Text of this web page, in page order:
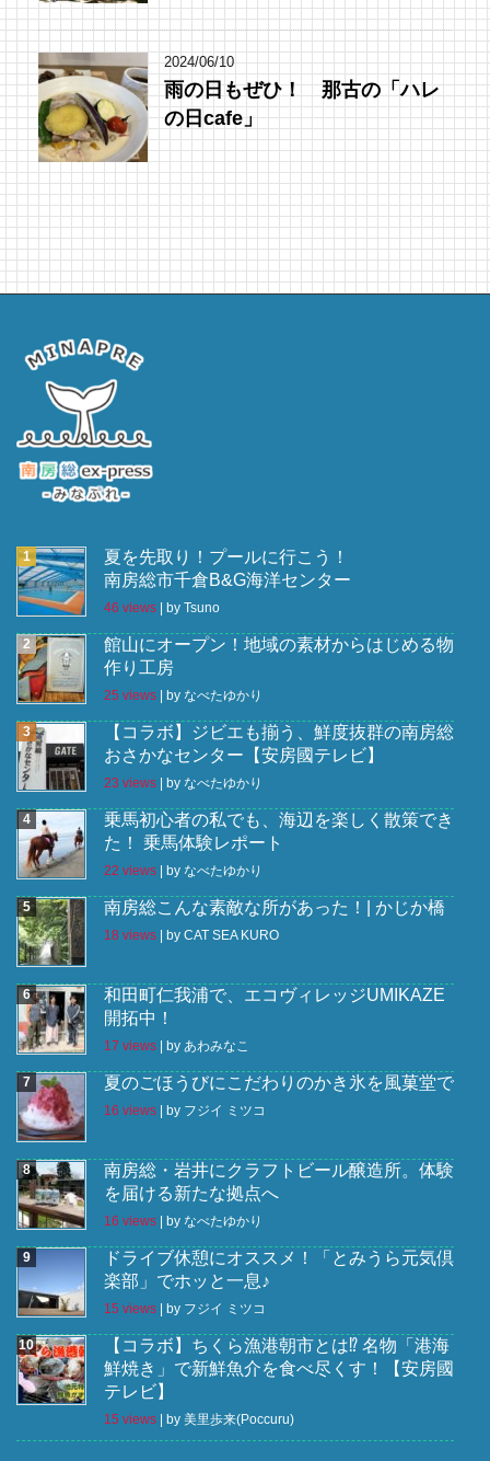
2024/06/10
雨の日もぜひ！ 那古の「ハレ
の日cafe」
夏を先取り！プールに行こう！
南房総市千倉B&G海洋センター
46 views by Tsuno
館山にオープン！地域の素材からはじめる物
作り工房
25 views by なべたゆかり
【コラボ】ジビエも揃う、鮮度抜群の南房総
おさかなセンター【安房國テレビ】
23 views by なべたゆかり
乗馬初心者の私でも、海辺を楽しく散策でき
た！ 乗馬体験レポート
22 views by なべたゆかり
南房総こんな素敵な所があった！| かじか橋
18 views by CAT SEA KURO
和田町仁我浦で、エコヴィレッジUMIKAZE
開拓中！
17 views by あわみなこ
夏のごほうびにこだわりのかき氷を風菓堂で
16 views by フジイ ミツコ
南房総・岩井にクラフトビール醸造所。体験
を届ける新たな拠点へ
16 views by なべたゆかり
ドライブ休憩にオススメ！「とみうら元気倶
楽部」でホッと一息♪
15 views by フジイ ミツコ
【コラボ】ちくら漁港朝市とは⁉︎ 名物「港海
鮮焼き」で新鮮魚介を食べ尽くす！【安房國
テレビ】
15 views by 美里歩来(Poccuru)